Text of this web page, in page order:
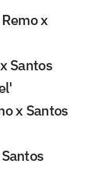
x
Santos
x Santos